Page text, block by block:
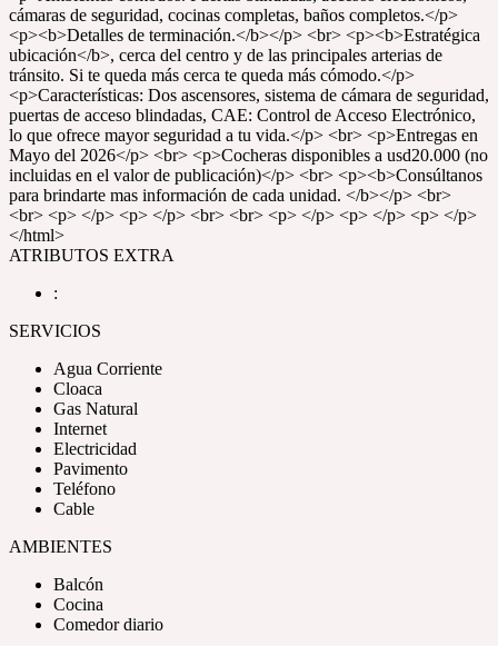
cámaras de seguridad, cocinas completas, baños completos.</p>
<p><b>Detalles de terminación.</b></p> <br> <p><b>Estratégica
ubicación</b>, cerca del centro y de las principales arterias de
tránsito. Si te queda más cerca te queda más cómodo.</p>
<p>Características: Dos ascensores, sistema de cámara de seguridad,
puertas de acceso blindadas, CAE: Control de Acceso Electrónico,
lo que ofrece mayor seguridad a tu vida.</p> <br> <p>Entregas en
Mayo del 2026</p> <br> <p>Cocheras disponibles a usd20.000 (no
incluidas en el valor de publicación)</p> <br> <p><b>Consúltanos
para brindarte mas información de cada unidad. </b></p> <br>
<br> <p> </p> <p> </p> <br> <br> <p> </p> <p> </p> <p> </p>
</html>
ATRIBUTOS EXTRA
:
SERVICIOS
Agua Corriente
Cloaca
Gas Natural
Internet
Electricidad
Pavimento
Teléfono
Cable
AMBIENTES
Balcón
Cocina
Comedor diario